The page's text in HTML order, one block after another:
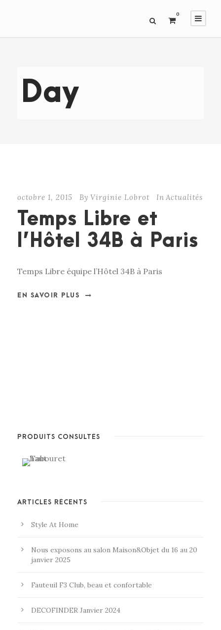
0
Day
octobre 1, 2015 By Virginie Lobrot In Actualités
Temps Libre et
l’Hôtel 34B à Paris
Temps Libre équipe l’Hôtel 34B à Paris
EN SAVOIR PLUS
PRODUITS CONSULTÉS
ARTICLES RÉCENTS
Style At Home
Nous exposons au salon Maison&Objet du 16 au 20
janvier 2025
Fauteuil F3 Club, beau et confortable
DECOFINDER Janvier 2024